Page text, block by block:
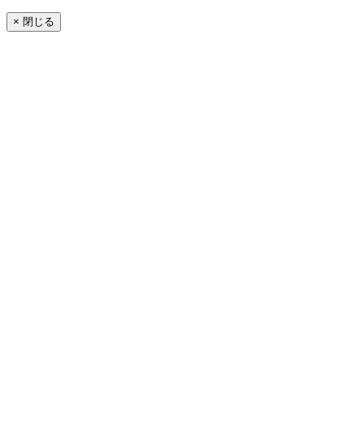
× 閉じる